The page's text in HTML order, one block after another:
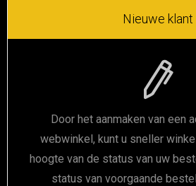
Nieuwe klant
Door het aanmaken van een
webwinkel, kunt u sneller
hoogte van de status van uw
status van voorgaande